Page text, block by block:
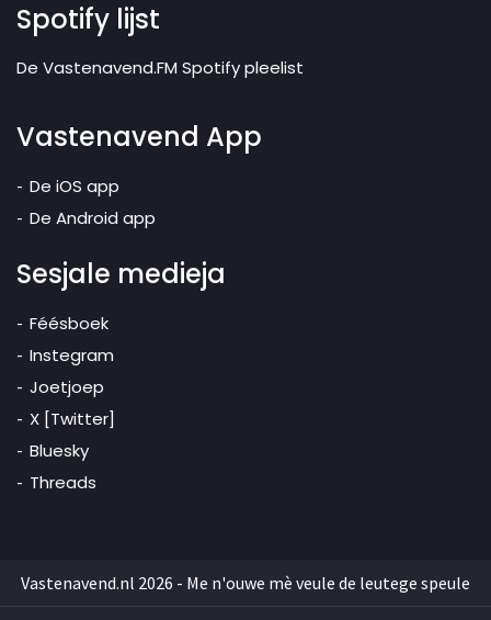
Spotify lijst
De Vastenavend.FM Spotify pleelist
Vastenavend App
De iOS app
De Android app
Sesjale medieja
Féésboek
Instegram
Joetjoep
X [Twitter]
Bluesky
Threads
Vastenavend.nl 2026 - Me n'ouwe mè veule de leutege speule